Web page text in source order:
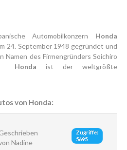
Automobilkonzern Honda
24. September 1948 gegründet und
Namen des Firmengründers Soichiro
Honda ist der weltgrößte
von Honda:
Nadine
Zugriffe:
5695